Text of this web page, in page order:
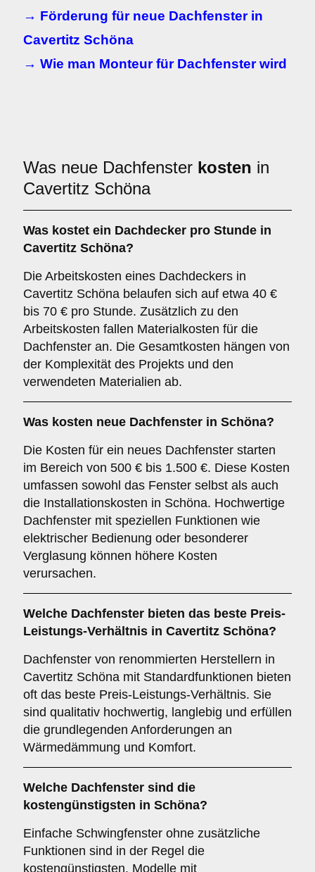
→ Förderung für neue Dachfenster in
Cavertitz Schöna
→ Wie man Monteur für Dachfenster wird
Was neue Dachfenster kosten in
Cavertitz Schöna
Was kostet ein Dachdecker pro Stunde in
Cavertitz Schöna?
Die Arbeitskosten eines Dachdeckers in
Cavertitz Schöna belaufen sich auf etwa 40 €
bis 70 € pro Stunde. Zusätzlich zu den
Arbeitskosten fallen Materialkosten für die
Dachfenster an. Die Gesamtkosten hängen von
der Komplexität des Projekts und den
verwendeten Materialien ab.
Was kosten neue Dachfenster in Schöna?
Die Kosten für ein neues Dachfenster starten
im Bereich von 500 € bis 1.500 €. Diese Kosten
umfassen sowohl das Fenster selbst als auch
die Installationskosten in Schöna. Hochwertige
Dachfenster mit speziellen Funktionen wie
elektrischer Bedienung oder besonderer
Verglasung können höhere Kosten
verursachen.
Welche Dachfenster bieten das beste Preis-
Leistungs-Verhältnis in Cavertitz Schöna?
Dachfenster von renommierten Herstellern in
Cavertitz Schöna mit Standardfunktionen bieten
oft das beste Preis-Leistungs-Verhältnis. Sie
sind qualitativ hochwertig, langlebig und erfüllen
die grundlegenden Anforderungen an
Wärmedämmung und Komfort.
Welche Dachfenster sind die
kostengünstigsten in Schöna?
Einfache Schwingfenster ohne zusätzliche
Funktionen sind in der Regel die
kostengünstigsten. Modelle mit